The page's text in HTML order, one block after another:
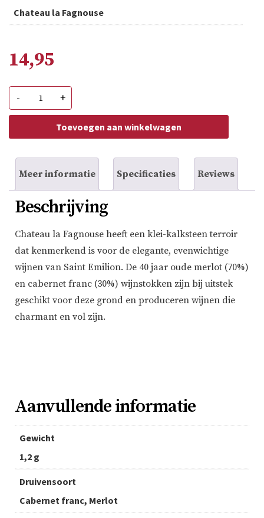
Chateau la Fagnouse
14,95
-
Fagnouse
Emilion
Grand
aantal
+
Toevoegen aan winkelwagen
Meer informatie Specificaties Reviews
Beschrijving
Chateau la Fagnouse heeft een klei-kalksteen terroir
dat kenmerkend is voor de elegante, evenwichtige
wijnen van Saint Emilion. De 40 jaar oude merlot (70%)
en cabernet franc (30%) wijnstokken zijn bij uitstek
geschikt voor deze grond en produceren wijnen die
charmant en vol zijn.
Aanvullende informatie
Gewicht
1,2 g
Druivensoort
Cabernet franc, Merlot